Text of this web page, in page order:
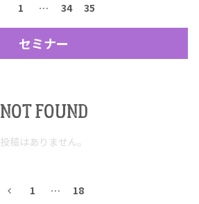
1 … 34 35
セミナー
NOT FOUND
投稿はありません。
1 … 18